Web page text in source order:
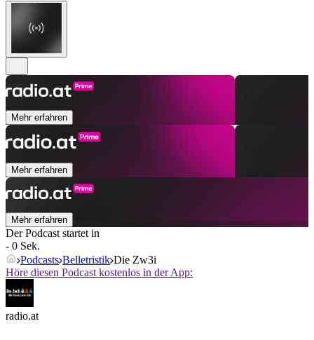
Mehr erfahren
Mehr erfahren
Mehr erfahren
Der Podcast startet in
- 0 Sek.
Podcasts Belletristik Die Zw3i
Höre diesen Podcast kostenlos in der App:
radio.at